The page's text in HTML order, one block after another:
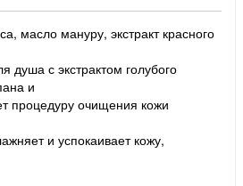
масло мануру, экстракт красного
душа с экстрактом голубого
и
процедуру очищения кожи
и успокаивает кожу,